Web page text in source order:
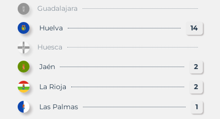
Guadalajara
Huelva 14
Huesca
Jaén 2
La Rioja 2
Las Palmas 1